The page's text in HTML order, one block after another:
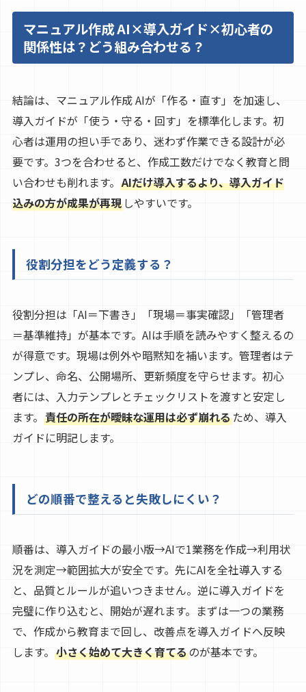
マニュアル作成 AI×導入ガイド×初心者の
関係性は？どう組み合わせる？
結論は、マニュアル作成 AIが「作る・直す」を加速し、
導入ガイドが「使う・守る・回す」を標準化します。初
心者は運用の担い手であり、迷わず作業できる設計が必
要です。3つを合わせると、作成工数だけでなく教育と問
い合わせも削れます。 AIだけ導入するより、導入ガイド
込みの方が成果が再現しやすいです。
役割分担をどう定義する？
役割分担は「AI＝下書き」「現場＝事実確認」「管理者
＝基準維持」が基本です。AIは手順を読みやすく整えるの
が得意です。現場は例外や暗黙知を補います。管理者はテ
ンプレ、命名、公開場所、更新頻度を守らせます。初心
者には、入力テンプレとチェックリストを渡すと安定し
ます。 責任の所在が曖昧な運用は必ず崩れるため、導入
ガイドに明記します。
どの順番で整えると失敗しにくい？
順番は、導入ガイドの最小版→AIで1業務を作成→利用状
況を測定→範囲拡大が安全です。先にAIを全社導入する
と、品質とルールが追いつきません。逆に導入ガイドを
完璧に作り込むと、開始が遅れます。まずは一つの業務
で、作成から教育まで回し、改善点を導入ガイドへ反映
します。 小さく始めて大きく育てるのが基本です。